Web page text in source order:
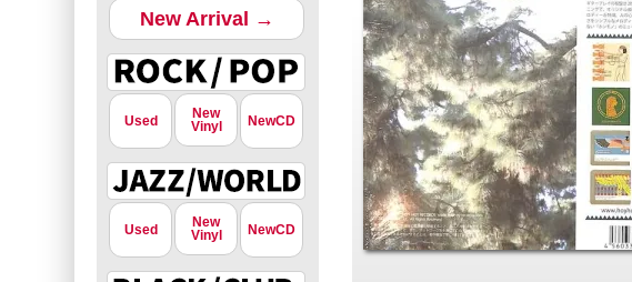
New Arrival →
Used
New
Vinyl
NewCD
Used
New
Vinyl
NewCD